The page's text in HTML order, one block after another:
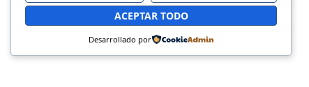
ACEPTAR TODO
Desarrollado por